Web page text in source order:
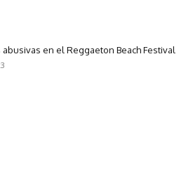
abusivas en el Reggaeton Beach Festival